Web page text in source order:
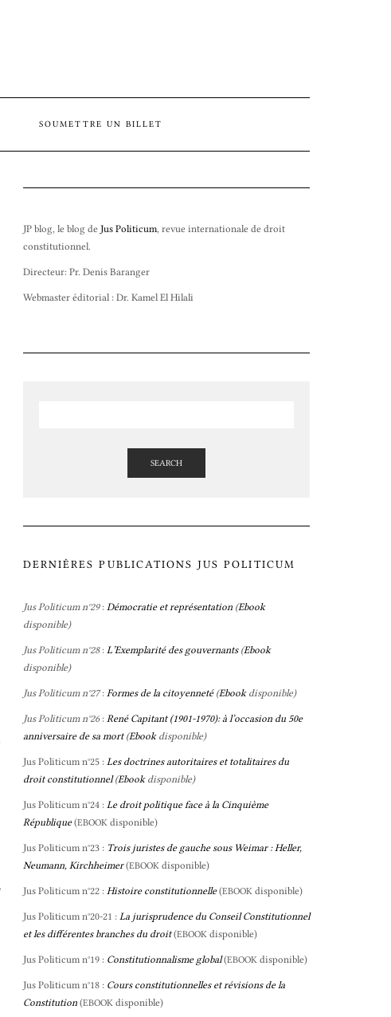
SOUMETTRE UN BILLET
JP blog, le blog de Jus Politicum, revue internationale de droit
constitutionnel.
Directeur: Pr. Denis Baranger
Webmaster éditorial : Dr. Kamel El Hilali
SEARCH
DERNIÈRES PUBLICATIONS JUS POLITICUM
Jus Politicum n°29: Démocratie et représentation (Ebook
disponible)
Jus Politicum n°28: L’Exemplarité des gouvernants(Ebook
disponible)
Jus Politicum n°27: Formes de la citoyenneté(Ebookdisponible)
Jus Politicum n°26: René Capitant (1901-1970): à l’occasion du 50e
anniversaire de sa mort(Ebookdisponible)
Jus Politicum n°25 : Les doctrines autoritaires et totalitaires du
droit constitutionnel(Ebookdisponible)
Jus Politicum n°24 : Le droit politique face à la Cinquième
République (EBOOK disponible)
Jus Politicum n°23 : Trois juristes de gauche sous Weimar : Heller,
Neumann, Kirchheimer (EBOOK disponible)
Jus Politicum n°22 : Histoire constitutionnelle (EBOOK disponible)
Jus Politicum n°20-21 : La jurisprudence du Conseil Constitutionnel
et les différentes branches du droit (EBOOK disponible)
Jus Politicum n°19 : Constitutionnalisme global (EBOOK disponible)
Jus Politicum n°18 : Cours constitutionnelles et révisions de la
Constitution (EBOOK disponible)